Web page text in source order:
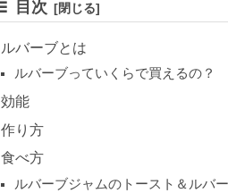
目次
ルバーブとは
ルバーブっていくらで買えるの？
効能
作り方
食べ方
ルバーブジャムのトースト＆ルバ